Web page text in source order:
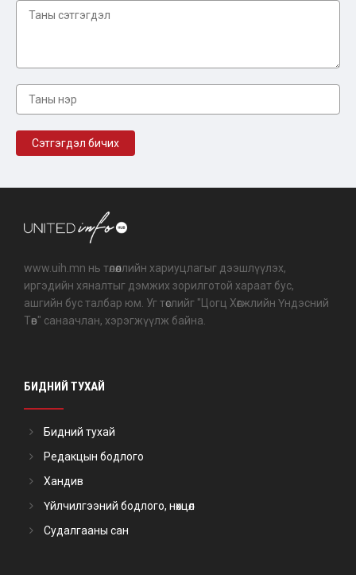
www.uih.mn нь төлөөллийн хариуцлагыг дээшлүүлэх,
иргэдийн хяналтыг дэмжих зорилготой хараат бус,
ашгийн бус талбар юм. Уг төслийг "Цогц Хөгжлийн Үндэсний
Төв" санаачлан, хэрэгжүүлж байна.
БИДНИЙ ТУХАЙ
Бидний тухай
Редакцын бодлого
Хандив
Үйлчилгээний бодлого, нөхцөл
Судалгааны сан